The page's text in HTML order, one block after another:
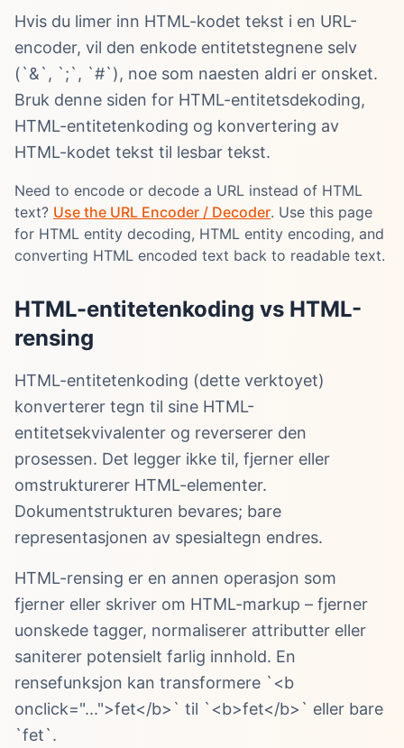
Hvis du limer inn HTML-kodet tekst i en URL-
encoder, vil den enkode entitetstegnene selv
(`&`, `;`, `#`), noe som naesten aldri er onsket.
Bruk denne siden for HTML-entitetsdekoding,
HTML-entitetenkoding og konvertering av
HTML-kodet tekst til lesbar tekst.
Need to encode or decode a URL instead of HTML
text? Use the URL Encoder / Decoder. Use this page
for HTML entity decoding, HTML entity encoding, and
converting HTML encoded text back to readable text.
HTML-entitetenkoding vs HTML-
rensing
HTML-entitetenkoding (dette verktoyet)
konverterer tegn til sine HTML-
entitetsekvivalenter og reverserer den
prosessen. Det legger ikke til, fjerner eller
omstrukturerer HTML-elementer.
Dokumentstrukturen bevares; bare
representasjonen av spesialtegn endres.
HTML-rensing er en annen operasjon som
fjerner eller skriver om HTML-markup – fjerner
uonskede tagger, normaliserer attributter eller
saniterer potensielt farlig innhold. En
rensefunksjon kan transformere `<b
onclick="...">fet</b>` til `<b>fet</b>` eller bare
`fet`.